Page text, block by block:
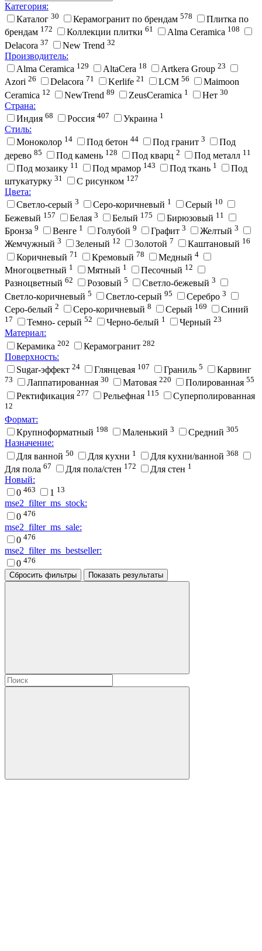
Категория:
Каталог 30 Керамогранит по брендам 578
Плитка по
брендам 172 Коллекции плитки 61 Alma Ceramica 108
Delacora 37 New Trend 32
Производитель:
Alma Ceramica 129 AltaCera 18 Artkera Group 23
Azori 26 Delacora 71 Kerlife 21 LCM 56
Maimoon
Ceramica 12 NewTrend 89 ZeusCeramica 1 Нет 30
Страна:
Индия 68 Россия 407 Украина 1
Стиль:
Моноколор 14 Под бетон 44 Под гранит 3
Под
дерево 85 Под камень 128 Под кварц 2 Под металл 11
Под мозаику 11 Под мрамор 143 Под ткань 1
Под
штукатурку 31 С рисунком 127
Цвета:
Cветло-серый 3 Cеро-коричневый 1 Cерый 10
Бежевый 157 Белая 3 Белый 175 Бирюзовый 11
Бронза 9 Венге 1 Голубой 9 Графит 3 Желтый 3
Жемчужный 3 Зеленый 12 Золотой 7 Каштановый 16
Коричневый 71 Кремовый 78 Медный 4
Многоцветный 1 Мятный 1 Песочный 12
Разноцветный 62 Розовый 5 Светло-бежевый 3
Светло-коричневый 5 Светло-серый 95 Серебро 3
Серо-белый 2 Серо-коричневый 8 Серый 169 Синий
17 Темно- серый 52 Черно-белый 1 Черный 23
Материал:
Керамика 202 Керамогранит 282
Поверхность:
Sugar-эффект 24 Глянцевая 107 Граниль 5 Карвинг
73 Лаппатированная 30 Матовая 220 Полированная 55
Ректификация 277 Рельефная 115 Суперполированная
12
Формат:
Крупноформатный 198 Маленький 3 Средний 305
Назначение:
Для ванной 50 Для кухни 1 Для кухни/ванной 368
Для пола 67 Для пола/стен 172 Для стен 1
Новый:
0 463 1 13
mse2_filter_ms_stock:
0 476
mse2_filter_ms_sale:
0 476
mse2_filter_ms_bestseller:
0 476
Сбросить фильтры
Показать результаты